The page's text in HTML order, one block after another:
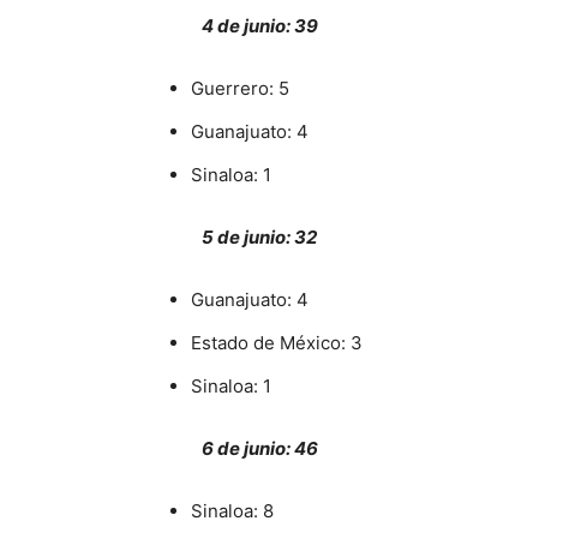
4 de junio: 39
Guerrero: 5
Guanajuato: 4
Sinaloa: 1
5 de junio: 32
Guanajuato: 4
Estado de México: 3
Sinaloa: 1
6 de junio: 46
Sinaloa: 8